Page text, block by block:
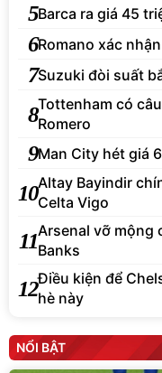
5Barca ra giá 45
6Romano xác
7Suzuki đòi suất
8Tottenham có
Romero
9Man City hét giá
10Altay Bayindir
Celta Vigo
11Arsenal vỡ mộng
Banks
12Điều kiện để
hè này
NỔI BẬT